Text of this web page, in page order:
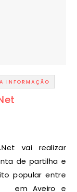
INFORMAÇÃO
de partilha e
popular entre
em Aveiro e